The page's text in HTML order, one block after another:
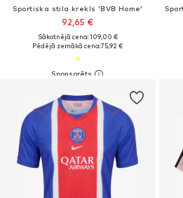
Sportiska stila krekls 'BVB Home'
92,65 €
Sākotnējā cena: 109,00 €
Pēdējā zemākā cena:75,92 €